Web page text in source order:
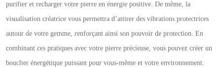
purifier et recharger votre pierre en énergie positive. De même, la
visualisation créatrice vous permettra d’attirer des vibrations protectrices
autour de votre gemme, renforçant ainsi son pouvoir de protection. En
combinant ces pratiques avec votre pierre précieuse, vous pouvez créer un
bouclier énergétique puissant pour vous-même et votre environnement.